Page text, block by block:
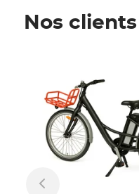
Nos